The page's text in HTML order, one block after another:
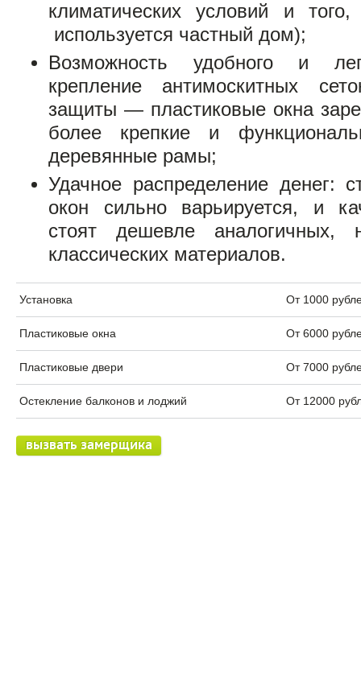
климатических условий и
используется частный дом);
Возможность удобного и
крепление антимоскитных
защиты — пластиковые окна
более крепкие и
деревянные рамы;
Удачное распределение денег:
окон сильно варьируется, и
стоят дешевле аналогичных,
классических материалов.
Установка От 1000
Пластиковые окна От 6000
Пластиковые двери От 7000
Остекление балконов и лоджий От 12000
вызвать замерщика